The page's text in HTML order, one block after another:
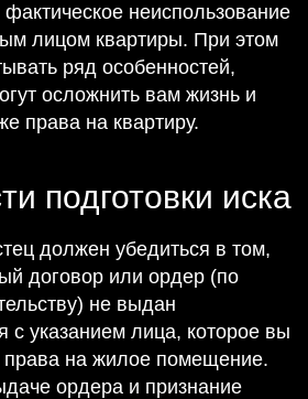
неиспользование
лицом квартиры. При этом
ряд особенностей,
осложнить вам жизнь и
права на квартиру.
подготовки иска
должен убедиться в том,
договор или ордер (по
не выдан
с указанием лица, которое вы
на жилое помещение.
ордера и признание